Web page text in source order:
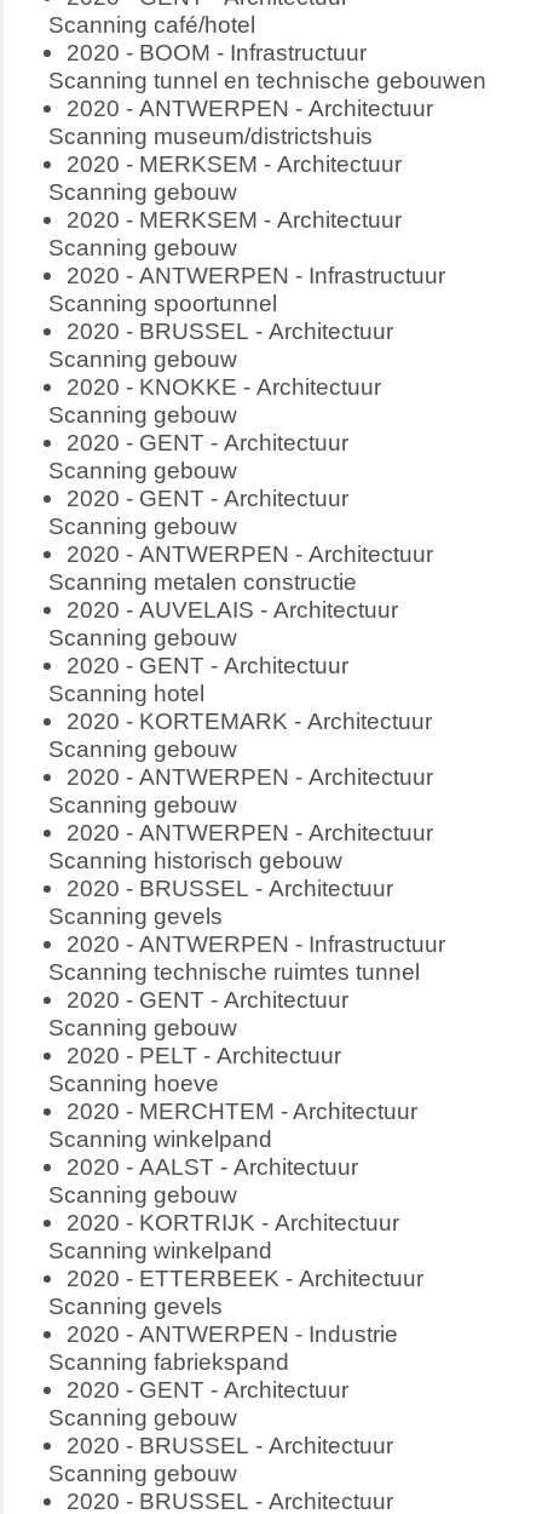
Scanning café/hotel
2020 - BOOM - Infrastructuur
Scanning tunnel en technische gebouwen
2020 - ANTWERPEN - Architectuur
Scanning museum/districtshuis
2020 - MERKSEM - Architectuur
Scanning gebouw
2020 - MERKSEM - Architectuur
Scanning gebouw
2020 - ANTWERPEN - Infrastructuur
Scanning spoortunnel
2020 - BRUSSEL - Architectuur
Scanning gebouw
2020 - KNOKKE - Architectuur
Scanning gebouw
2020 - GENT - Architectuur
Scanning gebouw
2020 - GENT - Architectuur
Scanning gebouw
2020 - ANTWERPEN - Architectuur
Scanning metalen constructie
2020 - AUVELAIS - Architectuur
Scanning gebouw
2020 - GENT - Architectuur
Scanning hotel
2020 - KORTEMARK - Architectuur
Scanning gebouw
2020 - ANTWERPEN - Architectuur
Scanning gebouw
2020 - ANTWERPEN - Architectuur
Scanning historisch gebouw
2020 - BRUSSEL - Architectuur
Scanning gevels
2020 - ANTWERPEN - Infrastructuur
Scanning technische ruimtes tunnel
2020 - GENT - Architectuur
Scanning gebouw
2020 - PELT - Architectuur
Scanning hoeve
2020 - MERCHTEM - Architectuur
Scanning winkelpand
2020 - AALST - Architectuur
Scanning gebouw
2020 - KORTRIJK - Architectuur
Scanning winkelpand
2020 - ETTERBEEK - Architectuur
Scanning gevels
2020 - ANTWERPEN - Industrie
Scanning fabriekspand
2020 - GENT - Architectuur
Scanning gebouw
2020 - BRUSSEL - Architectuur
Scanning gebouw
2020 - BRUSSEL - Architectuur